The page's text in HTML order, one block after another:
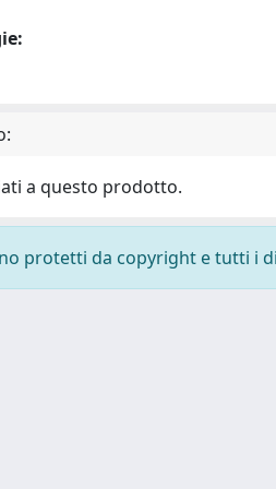
a questo prodotto.
protetti da copyright e tutti i